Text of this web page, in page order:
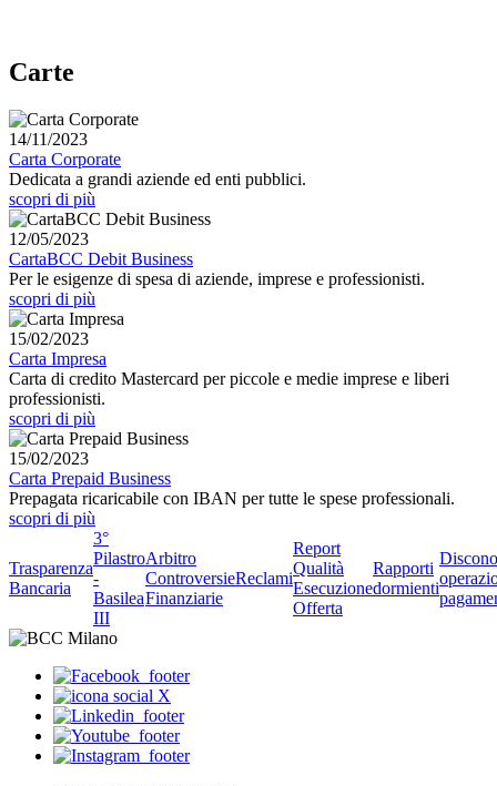
Carte
14/11/2023
Carta Corporate
Dedicata a grandi aziende ed enti pubblici.
scopri di più
12/05/2023
CartaBCC Debit Business
Per le esigenze di spesa di aziende, imprese e professionisti.
scopri di più
15/02/2023
Carta Impresa
Carta di credito Mastercard per piccole e medie imprese e liberi
professionisti.
scopri di più
15/02/2023
Carta Prepaid Business
Prepagata ricaricabile con IBAN per tutte le spese professionali.
scopri di più
Trasparenza
Bancaria
3°
Pilastro
-
Basilea
III
Arbitro
Controversie
Finanziarie
Reclami
Report
Qualità
Esecuzione
Offerta
Rapporti
dormienti